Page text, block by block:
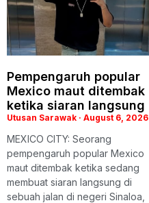
Pempengaruh popular
Mexico maut ditembak
ketika siaran langsung
Utusan Sarawak August 6, 2026
MEXICO CITY: Seorang
pempengaruh popular Mexico
maut ditembak ketika sedang
membuat siaran langsung di
sebuah jalan di negeri Sinaloa,